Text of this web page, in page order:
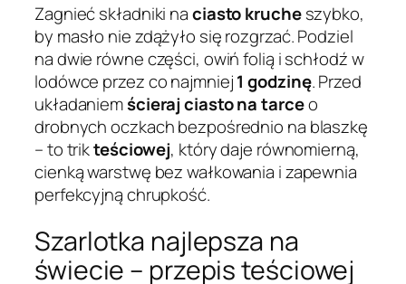
Zagnieć składniki naciasto krucheszybko,
by masło nie zdążyło się rozgrzać. Podziel
na dwie równe części, owiń folią i schłodź w
lodówce przez co najmniej1 godzinę. Przed
układaniemścieraj ciasto na tarceo
drobnych oczkach bezpośrednio na blaszkę
– to trikteściowej, który daje równomierną,
cienką warstwę bez wałkowania i zapewnia
perfekcyjną chrupkość.
Szarlotka najlepsza na
świecie – przepis teściowej